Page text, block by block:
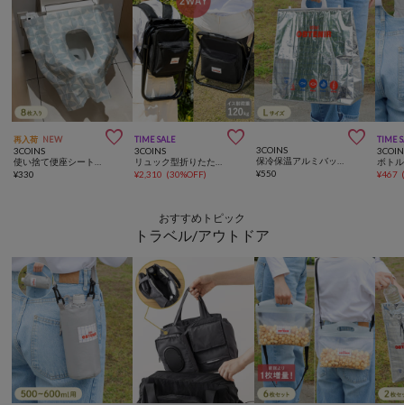
再入荷 NEW 
3COINS
¥330
TIME SALE 
3COINS
¥2,310 (30%OFF)

3COINS
¥550
TIME
ボト
¥467
おすすめトピック
トラベル/アウトドア